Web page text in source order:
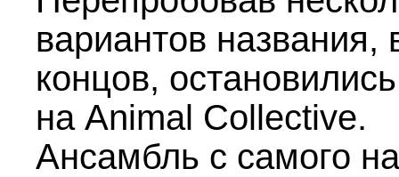
вариантов названия,
концов, остановились
на Animal Collective.
Ансамбль с самого